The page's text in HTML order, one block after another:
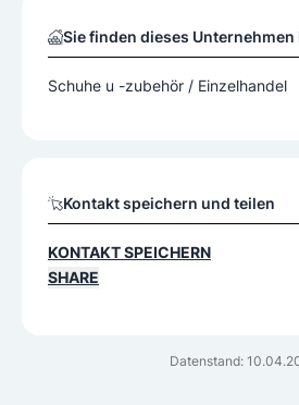
Datenstand:
Sie finden dieses Unternehmen
Schuhe u -zubehör / Einzelhandel
Kontakt speichern und teilen
KONTAKT SPEICHERN
SHARE